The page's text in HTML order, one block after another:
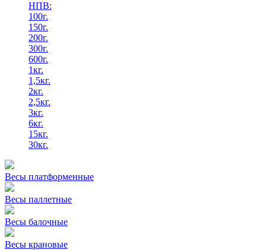
НПВ:
100г.
150г.
200г.
300г.
600г.
1кг.
1,5кг.
2кг.
2,5кг.
3кг.
6кг.
15кг.
30кг.
Весы платформенные
Весы паллетные
Весы балочные
Весы крановые